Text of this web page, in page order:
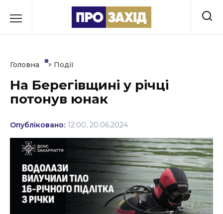
до
Культура
Освіта
Події
Політика
Соціум
Головна » Події
На Берегівщині у річці
потонув юнак
Опубліковано: 12:00, 20.06.2024